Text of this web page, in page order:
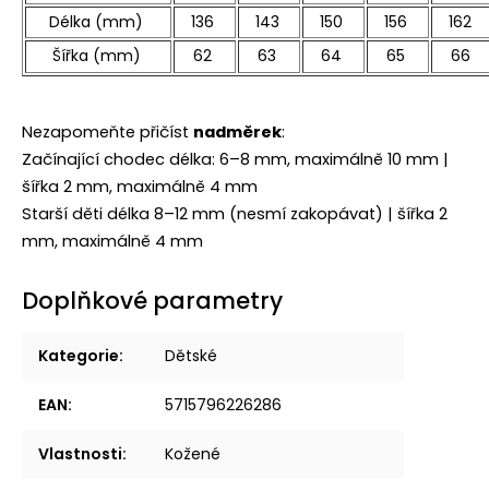
Délka (mm)
136 143 150 156
162
Šířka (mm)
62 63 64 65 66
Nezapomeňte přičíst nadměrek:
Začínající chodec délka: 6–8 mm, maximálně 10 mm |
šířka 2 mm, maximálně 4 mm
Starší děti délka 8–12 mm (nesmí zakopávat) | šířka 2
mm, maximálně 4 mm
Doplňkové parametry
Kategorie: Dětské
EAN: 5715796226286
Vlastnosti: Kožené